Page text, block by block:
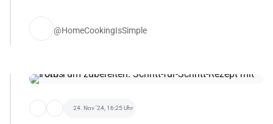
@HomeCookingIsSimple
24. Nov '24, 16:25 Uhr